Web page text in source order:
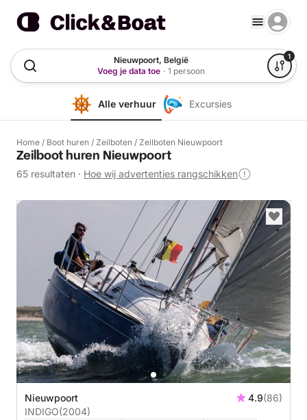
Nieuwpoort, België
Voeg je data toe · 1 persoon
1
Alle verhuur Excursies
Home / Boot huren / Zeilboten / Zeilboten Nieuwpoort
Zeilboot huren Nieuwpoort
65 resultaten · Hoe wij advertenties rangschikken
Nieuwpoort 4.9(86)
INDIGO(2004)